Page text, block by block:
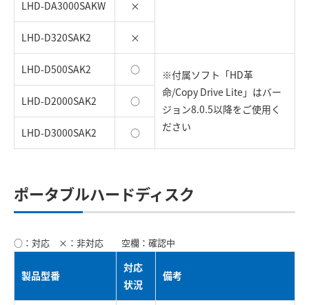
LHD-DA3000SAKW ×
LHD-D320SAK2 ×
LHD-D500SAK2 ○
※付属ソフト「HD革
命/Copy Drive Lite」はバー
ジョン8.0.5以降をご使用く
ださい
LHD-D2000SAK2 ○
LHD-D3000SAK2 ○
ポータブルハードディスク
○：対応 ×：非対応 空欄：確認中
製品型番
対応
状況
備考